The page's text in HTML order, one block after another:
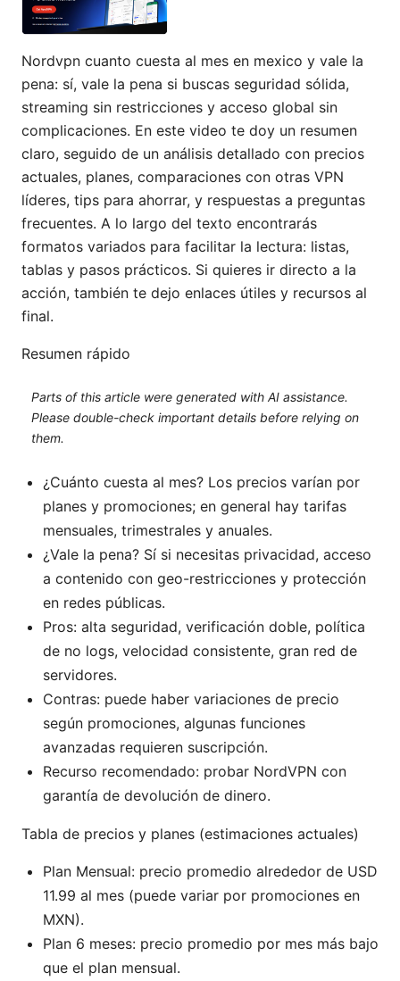
Nordvpn cuanto cuesta al mes en mexico y vale la
pena: sí, vale la pena si buscas seguridad sólida,
streaming sin restricciones y acceso global sin
complicaciones. En este video te doy un resumen
claro, seguido de un análisis detallado con precios
actuales, planes, comparaciones con otras VPN
líderes, tips para ahorrar, y respuestas a preguntas
frecuentes. A lo largo del texto encontrarás
formatos variados para facilitar la lectura: listas,
tablas y pasos prácticos. Si quieres ir directo a la
acción, también te dejo enlaces útiles y recursos al
final.
Resumen rápido
Parts of this article were generated with AI assistance.
Please double-check important details before relying on
them.
¿Cuánto cuesta al mes? Los precios varían por
planes y promociones; en general hay tarifas
mensuales, trimestrales y anuales.
¿Vale la pena? Sí si necesitas privacidad, acceso
a contenido con geo-restricciones y protección
en redes públicas.
Pros: alta seguridad, verificación doble, política
de no logs, velocidad consistente, gran red de
servidores.
Contras: puede haber variaciones de precio
según promociones, algunas funciones
avanzadas requieren suscripción.
Recurso recomendado: probar NordVPN con
garantía de devolución de dinero.
Tabla de precios y planes (estimaciones actuales)
Plan Mensual: precio promedio alrededor de USD
11.99 al mes (puede variar por promociones en
MXN).
Plan 6 meses: precio promedio por mes más bajo
que el plan mensual.